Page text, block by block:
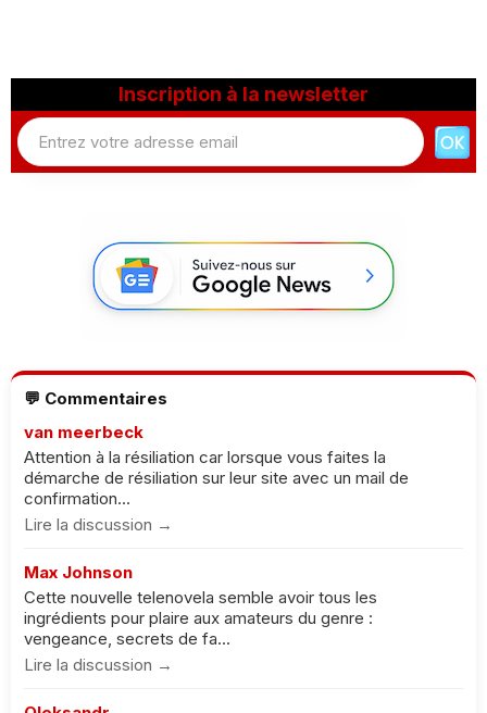
Inscription à la newsletter
💬 Commentaires
van meerbeck
Attention à la résiliation car lorsque vous faites la
démarche de résiliation sur leur site avec un mail de
confirmation...
Lire la discussion →
Max Johnson
Cette nouvelle telenovela semble avoir tous les
ingrédients pour plaire aux amateurs du genre :
vengeance, secrets de fa...
Lire la discussion →